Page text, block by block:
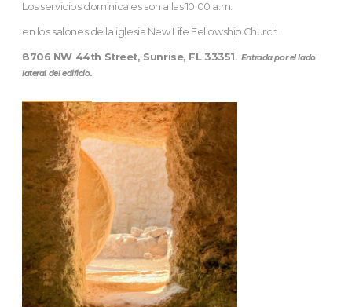
Los servicios dominicales son a las 10:00 a.m.
en los salones de la iglesia New Life Fellowship Church
8706 NW 44th Street, Sunrise, FL 33351. Entrada por el lado
lateral del edificio.